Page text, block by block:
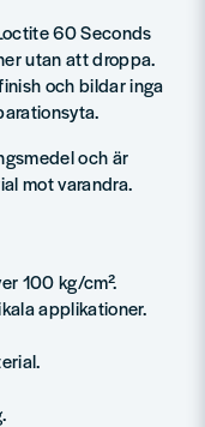
60 Seconds
utan att droppa.
och bildar inga
och är
mot varandra.
100 kg/cm².
applikationer.